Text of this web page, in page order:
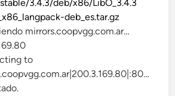
3.4.3/deb/x86/LibO_3.4.3
deb_es.tar.gz
mirrors.coopvgg.com.ar…
to